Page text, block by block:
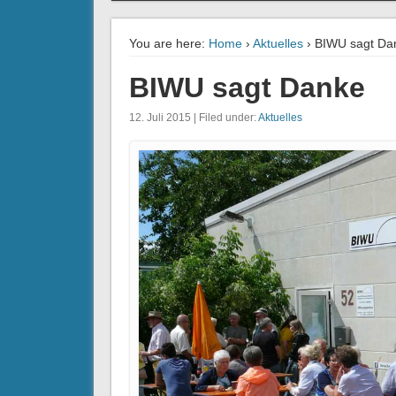
You are here: Home› Aktuelles› BIWU sagt
BIWU sagt Danke
12. Juli 2015 | Filed under:Aktuelles